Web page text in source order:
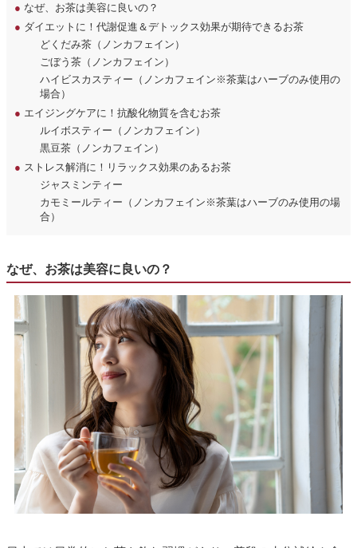
● なぜ、お茶は美容に良いの？
● ダイエットに！代謝促進＆デトックス効果が期待できるお茶
どくだみ茶（ノンカフェイン）
ごぼう茶（ノンカフェイン）
ハイビスカスティー（ノンカフェイン※茶葉はハーブのみ使用の
場合）
● エイジングケアに！抗酸化物質を含むお茶
ルイボスティー（ノンカフェイン）
黒豆茶（ノンカフェイン）
● ストレス解消に！リラックス効果のあるお茶
ジャスミンティー
カモミールティー（ノンカフェイン※茶葉はハーブのみ使用の場
合）
なぜ、お茶は美容に良いの？